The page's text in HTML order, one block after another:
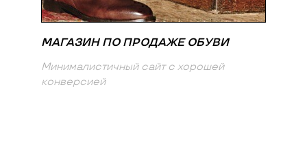
МАГАЗИН ПО ПРОДАЖЕ ОБУВИ
Минималистичный сайт с хорошей
конверсией